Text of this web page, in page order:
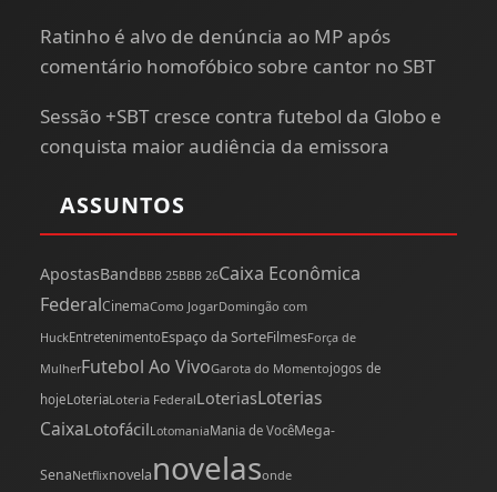
Ratinho é alvo de denúncia ao MP após
comentário homofóbico sobre cantor no SBT
Sessão +SBT cresce contra futebol da Globo e
conquista maior audiência da emissora
ASSUNTOS
ApostasBandBBB 25BBB 26Caixa Econômica
FederalCinemaComo JogarDomingão com
HuckEntretenimentoEspaço da SorteFilmesForça de
MulherFutebol Ao VivoGarota do Momentojogos de
hojeLoteriaLoteria FederalLoteriasLoterias
CaixaLotofácilLotomaniaMania de VocêMega-
SenaNetflixnovelanovelasonde